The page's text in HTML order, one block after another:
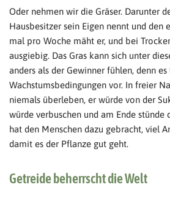
Oder nehmen wir die Gräser. Darunter
Hausbesitzer sein Eigen nennt und den
mal pro Woche mäht er, und bei
ausgiebig. Das Gras kann sich unter
anders als der Gewinner fühlen, denn
Wachstumsbedingungen vor. In freier
niemals überleben, er würde von der
würde verbuschen und am Ende stünde
hat den Menschen dazu gebracht, viel
damit es der Pflanze gut geht.
Getreide beherrscht die Welt